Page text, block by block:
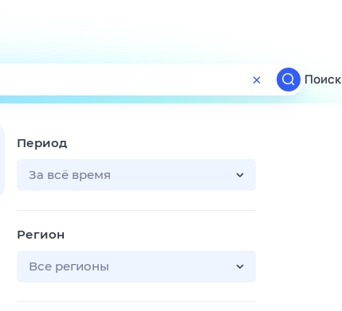
Поиск
ТВ-программа
Поиск
Период
За всё время
Регион
Все регионы